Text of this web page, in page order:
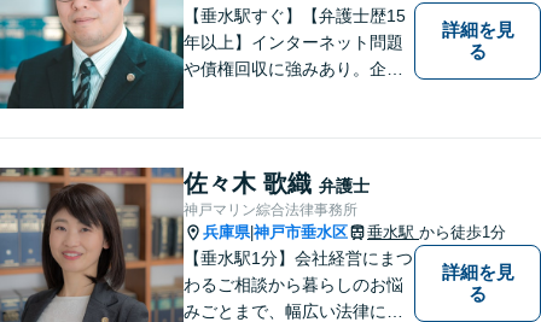
【垂水駅すぐ】【弁護士歴15
年以上】インターネット問題
や債権回収に強みあり。企業
しづらくてもご安心くださ
い。【分割払いOK】【休日・
夜間面談・ビデオ面談可】
詳細を見
る
佐々木 歌織 弁護士
神戸マリン綜合法律事務所
兵庫県|神戸市垂水区 垂水駅 から徒歩1分
【垂水駅1分】会社経営にまつ
わるご相談から暮らしのお悩
みごとまで、幅広い法律にま
詳細を見
る